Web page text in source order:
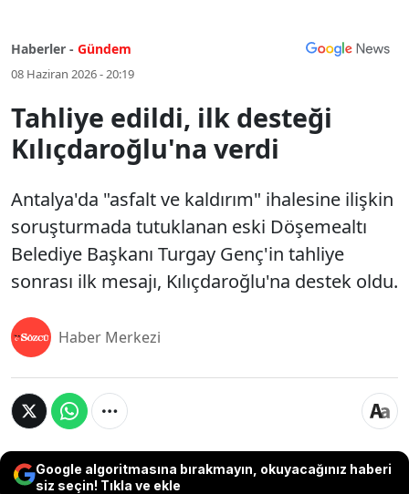
Haberler - Gündem
08 Haziran 2026 - 20:19
Tahliye edildi, ilk desteği
Kılıçdaroğlu'na verdi
Antalya'da "asfalt ve kaldırım" ihalesine ilişkin
soruşturmada tutuklanan eski Döşemealtı
Belediye Başkanı Turgay Genç'in tahliye
sonrası ilk mesajı, Kılıçdaroğlu'na destek oldu.
Haber Merkezi
Google algoritmasına bırakmayın, okuyacağınız haberi
siz seçin! Tıkla ve ekle